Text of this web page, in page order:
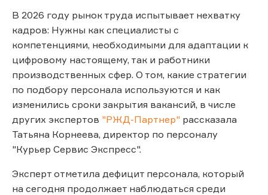
В 2026 году рынок труда испытывает нехватку
кадров: Нужны как специалисты с
компетенциями, необходимыми для адаптации к
цифровому настоящему, так и работники
производственных сфер. О том, какие стратегии
по подбору персонала используются и как
изменились сроки закрытия вакансий, в числе
других экспертов "РЖД-Партнер" рассказала
Татьяна Корнеева, директор по персоналу
"Курьер Сервис Экспресс".
Эксперт отметила дефицит персонала, который
на сегодня продолжает наблюдаться среди